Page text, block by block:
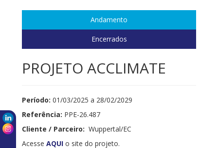
Andamento
Encerrados
PROJETO ACCLIMATE
Período: 01/03/2025 a 28/02/2029
Referência: PPE-26.487
Cliente / Parceiro: Wuppertal/EC
Acesse AQUI o site do projeto.